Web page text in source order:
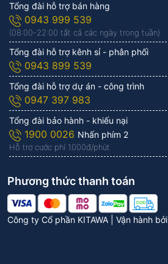
Tổng đài hỗ trợ bán hàng
0943 999 539
(08:00-22:00 tất cả các ngày trong tuần)
Tổng đài hỗ trợ kênh sỉ - phân phối
0943 899 539
Tổng đài hỗ trợ dự án - công trình
0947 397 983
Tổng đài bảo hành - khiếu nại
1900 0026 Nhấn phím 2
Hỗ trợ cước phí 1.000đ/phút
Công ty Cổ phần KITAWA | Vận hành bởi
Phương thức thanh toán